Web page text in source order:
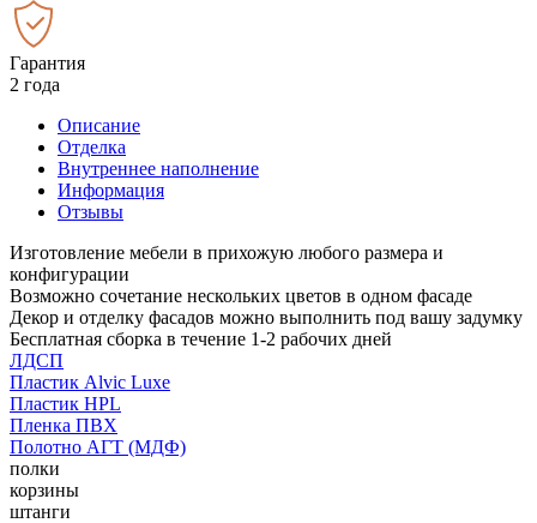
Гарантия
2 года
Описание
Отделка
Внутреннее наполнение
Информация
Отзывы
Изготовление мебели в прихожую любого размера и
конфигурации
Возможно сочетание нескольких цветов в одном фасаде
Декор и отделку фасадов можно выполнить под вашу задумку
Бесплатная сборка в течение 1-2 рабочих дней
ЛДСП
Пластик Alvic Luxe
Пластик HPL
Пленка ПВХ
Полотно АГТ (МДФ)
полки
корзины
штанги